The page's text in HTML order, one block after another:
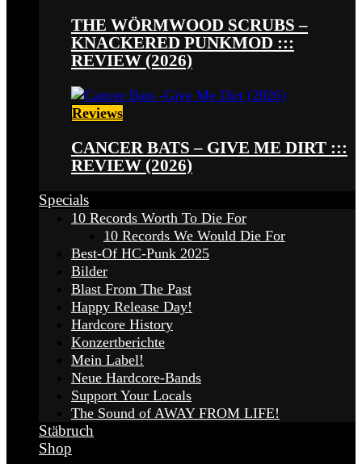
THE WÖRMWOOD SCRUBS –
KNACKERED PUNKMOD :::
REVIEW (2026)
Reviews
CANCER BATS – GIVE ME DIRT :::
REVIEW (2026)
Specials
10 Records Worth To Die For
10 Records We Would Die For
Best-Of HC-Punk 2025
Bilder
Blast From The Past
Happy Release Day!
Hardcore History
Konzertberichte
Mein Label!
Neue Hardcore-Bands
Support Your Locals
The Sound of AWAY FROM LIFE!
Stäbruch
Shop